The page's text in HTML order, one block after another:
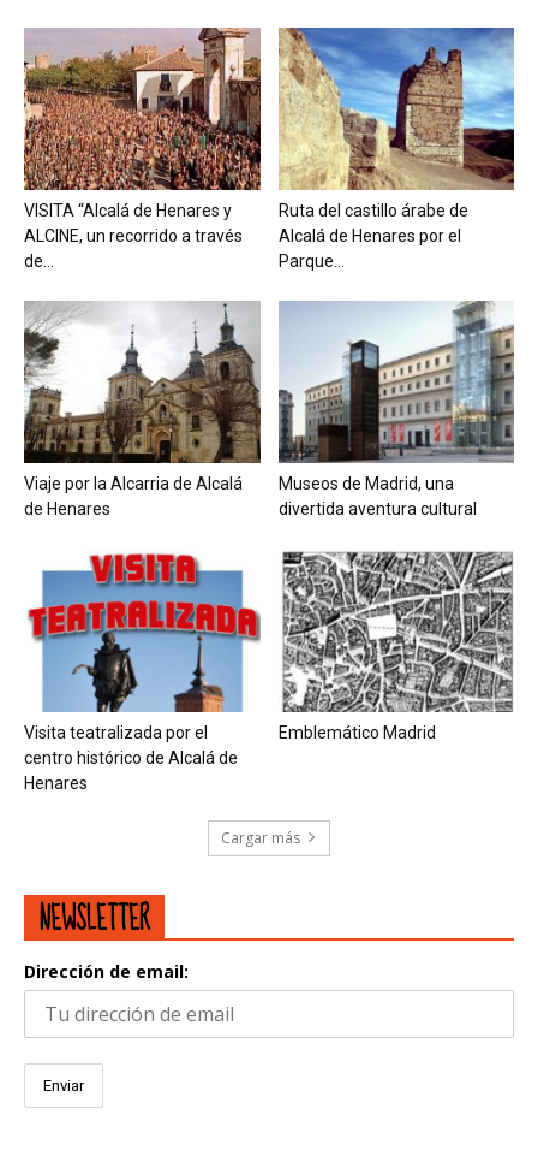
VISITA “Alcalá de Henares y
ALCINE, un recorrido a través
de...
Ruta del castillo árabe de
Alcalá de Henares por el
Parque...
Viaje por la Alcarria de Alcalá
de Henares
Museos de Madrid, una
divertida aventura cultural
Visita teatralizada por el
centro histórico de Alcalá de
Henares
Emblemático Madrid
Cargar más
NEWSLETTER
Dirección de email: